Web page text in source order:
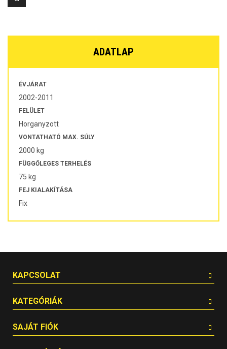
ADATLAP
ÉVJÁRAT
2002-2011
FELÜLET
Horganyzott
VONTATHATÓ MAX. SÚLY
2000 kg
FÜGGŐLEGES TERHELÉS
75 kg
FEJ KIALAKÍTÁSA
Fix
KAPCSOLAT
KATEGÓRIÁK
SAJÁT FIÓK